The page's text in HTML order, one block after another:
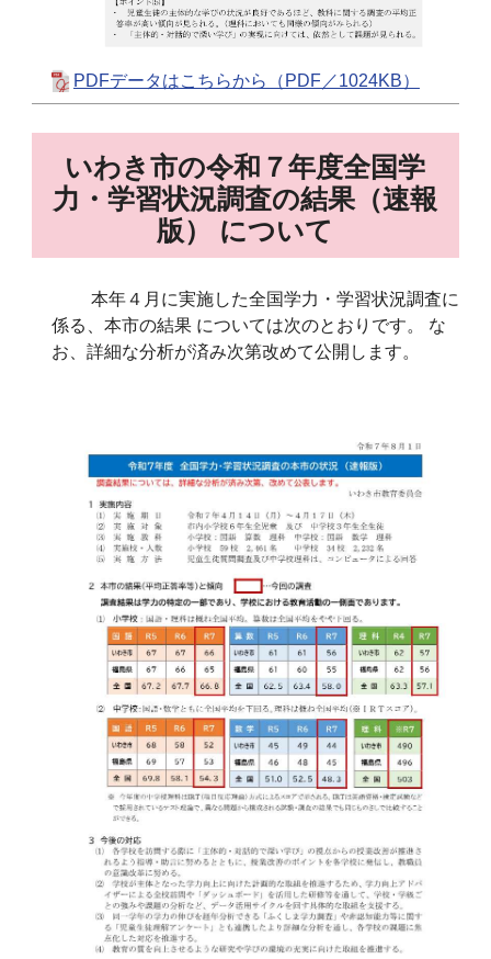
PDFデータはこちらから（PDF／1024KB）
いわき市の令和７年度全国学
力・学習状況調査の結果（速報
版） について
本年４月に実施した全国学力・学習状況調査に
係る、本市の結果 については次のとおりです。 な
お、詳細な分析が済み次第改めて公開します。